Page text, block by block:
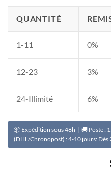
QUANTITÉ
1-11 0%
12-23 3%
24-Illimité 6%
📦 Expédition sous 48h | 🚚 Poste :
(DHL/Chronopost) : 4-10 jours: Dès